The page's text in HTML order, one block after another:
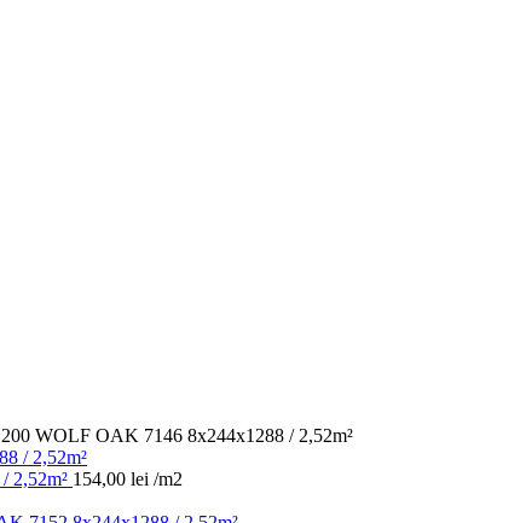
WOLF OAK 7146 8x244x1288 / 2,52m²
2,52m² 154,00 lei /m2